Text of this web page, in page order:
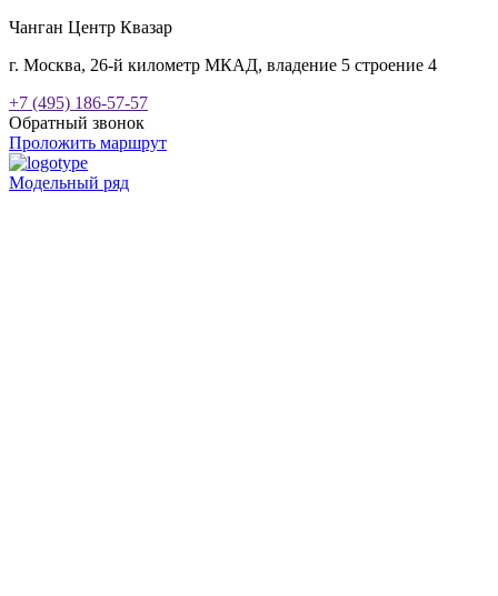
Чанган Центр Квазар
г. Москва, 26-й километр МКАД, владение 5 строение 4
+7 (495) 186-57-57
Обратный звонок
Проложить маршрут
Модельный ряд